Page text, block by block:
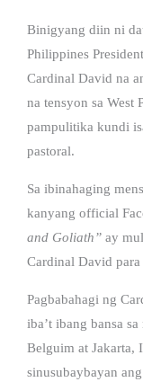
Binigyang diin ni
Philippines
Cardinal David na
na tensyon sa West
pampulitika kundi
pastoral.
Sa ibinahaging
kanyang official
and Goliath” ay
Cardinal David
Pagbabahagi ng
iba’t ibang bansa
Belguim at Jakarta,
sinusubaybayan